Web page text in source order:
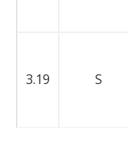
3.19 S